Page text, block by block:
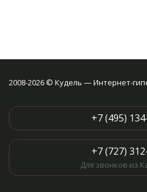
2008-2026 © Кудель — Интернет-
+7 (495)
+7 (727)
Для звонков из